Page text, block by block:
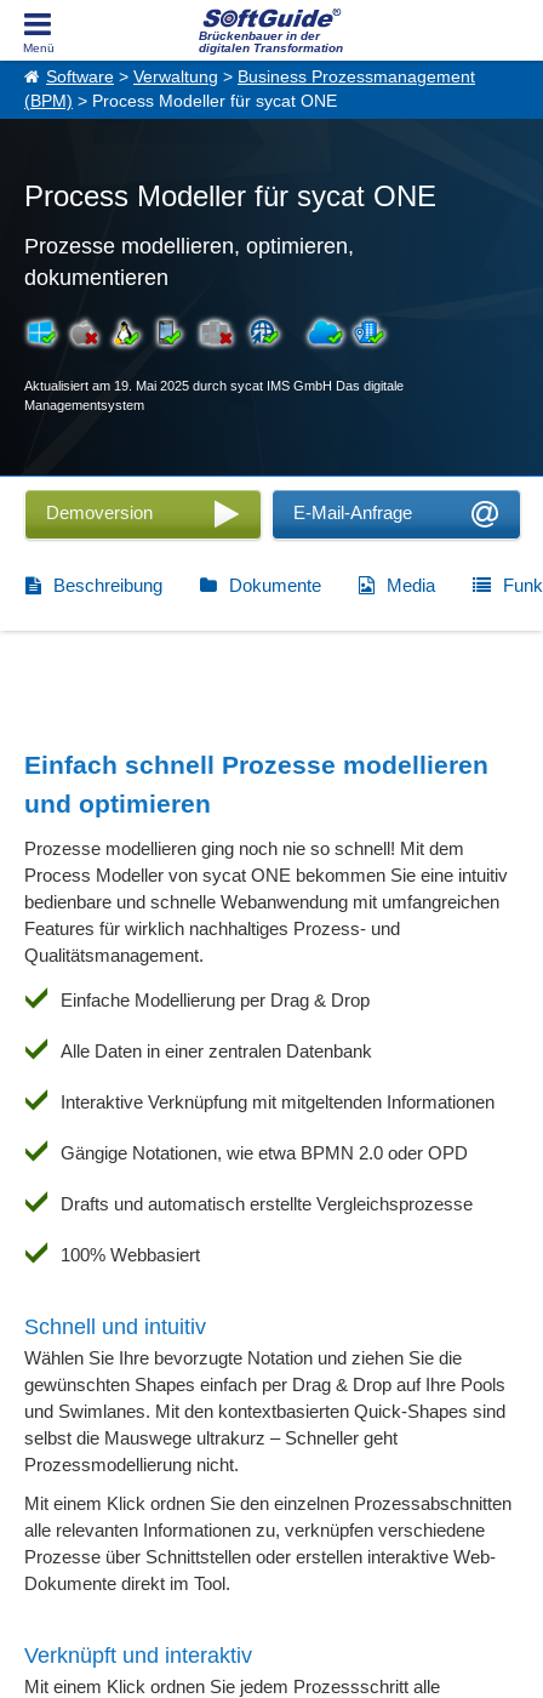
Brückenbauer in der
digitalen Transformation
Software > Verwaltung > Business Prozessmanagement
(BPM) > Process Modeller für sycat ONE
Process Modeller für sycat ONE
Prozesse modellieren, optimieren,
dokumentieren
Aktualisiert am 19. Mai 2025 durch sycat IMS GmbH Das digitale
Managementsystem
Demoversion E-Mail-Anfrage
Beschreibung Dokumente Media
Einfach schnell Prozesse modellieren
und optimieren
Prozesse modellieren ging noch nie so schnell! Mit dem
Process Modeller von sycat ONE bekommen Sie eine intuitiv
bedienbare und schnelle Webanwendung mit umfangreichen
Features für wirklich nachhaltiges Prozess- und
Qualitätsmanagement.
Einfache Modellierung per Drag & Drop
Alle Daten in einer zentralen Datenbank
Interaktive Verknüpfung mit mitgeltenden Informationen
Gängige Notationen, wie etwa BPMN 2.0 oder OPD
Drafts und automatisch erstellte Vergleichsprozesse
100% Webbasiert
Schnell und intuitiv
Wählen Sie Ihre bevorzugte Notation und ziehen Sie die
gewünschten Shapes einfach per Drag & Drop auf Ihre Pools
und Swimlanes. Mit den kontextbasierten Quick-Shapes sind
selbst die Mauswege ultrakurz – Schneller geht
Prozessmodellierung nicht.
Mit einem Klick ordnen Sie den einzelnen Prozessabschnitten
alle relevanten Informationen zu, verknüpfen verschiedene
Prozesse über Schnittstellen oder erstellen interaktive Web-
Dokumente direkt im Tool.
Verknüpft und interaktiv
Mit einem Klick ordnen Sie jedem Prozessschritt alle